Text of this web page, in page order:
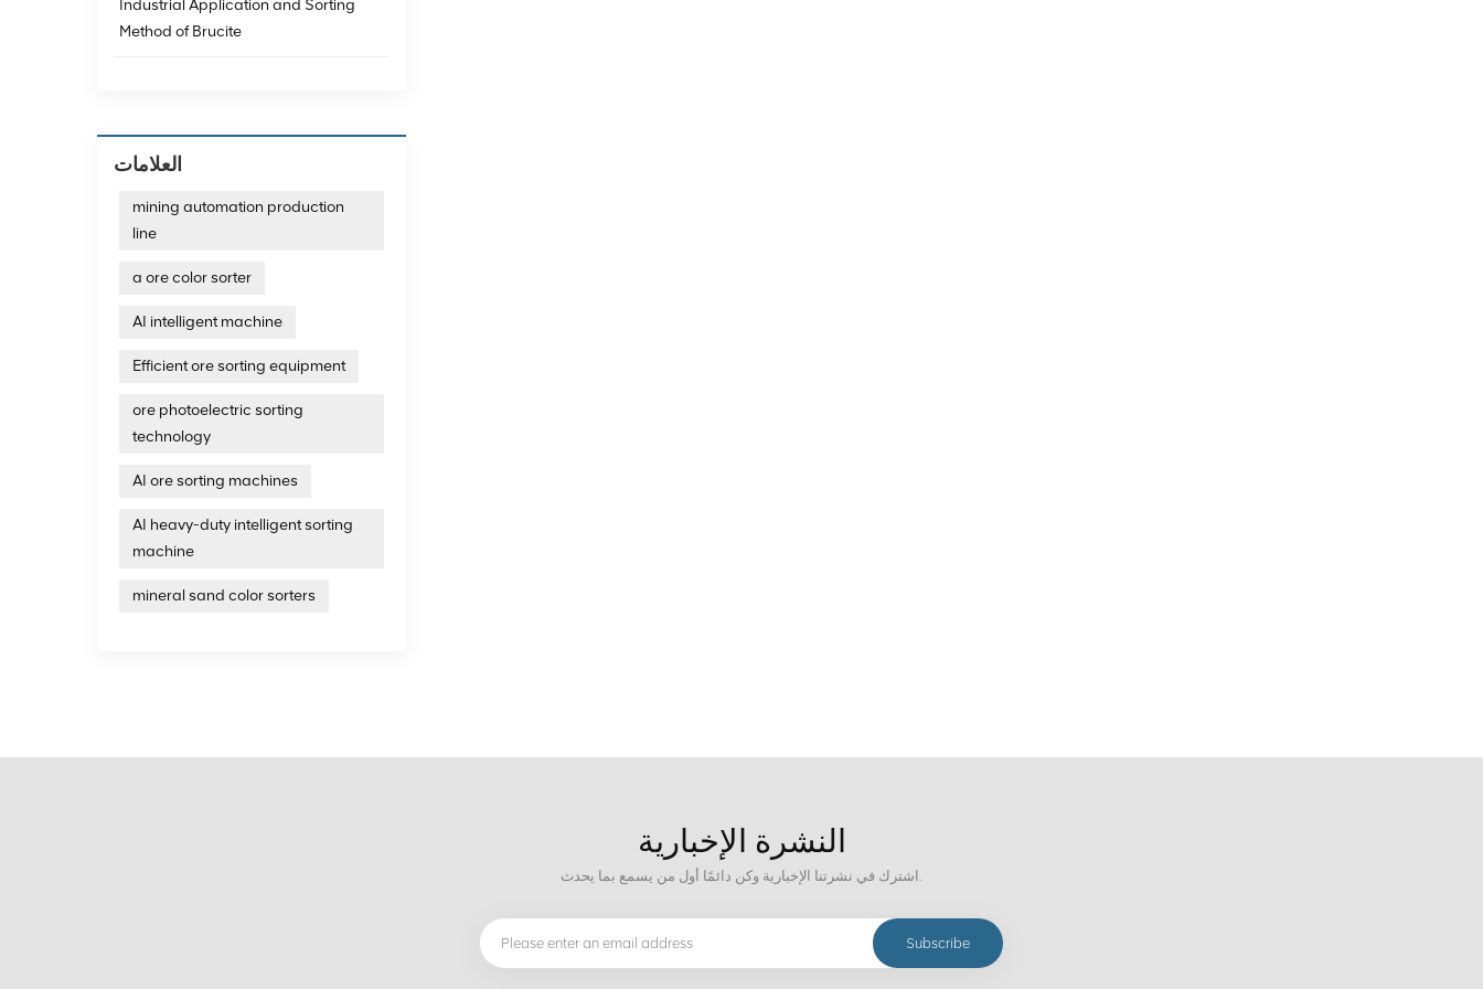
Industrial Application and Sorting
Method of Brucite
العلامات
mining automation production
line
a ore color sorter
AI intelligent machine
Efficient ore sorting equipment
ore photoelectric sorting
technology
AI ore sorting machines
AI heavy-duty intelligent sorting
machine
mineral sand color sorters
النشرة الإخبارية
اشترك في نشرتنا الإخبارية وكن دائمًا أول من يسمع بما يحدث.